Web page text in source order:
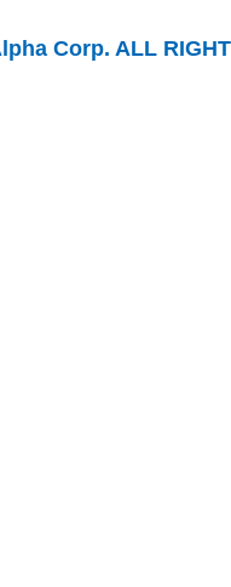
Corp. ALL